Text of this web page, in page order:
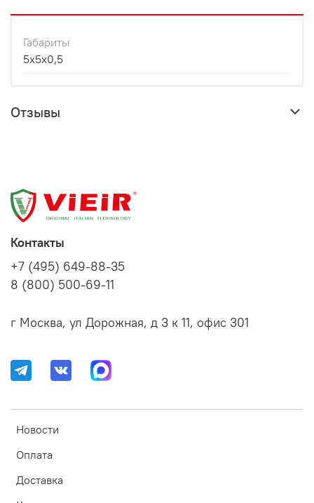
Габариты
5x5x0,5
Отзывы
Новости
Оплата
Доставка
Контакты
+7 (495) 649-88-35
8 (800) 500-69-11
г Москва, ул Дорожная, д 3 к 11, офис 301